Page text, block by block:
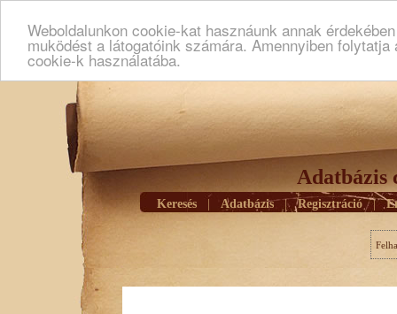
Weboldalunkon cookie-kat hasznáunk annak
muködést a látogatóink számára. Amennyiben
cookie-k használatába.
Adatbázis
Keresés Adatbázis | Regisztráció |